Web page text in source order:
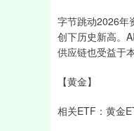
字节跳动2026年
创下历史新高。
供应链也受益于
【黄金】
相关ETF：黄金